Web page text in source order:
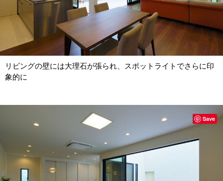
リビングの壁には大理石が張られ、スポットライトでさらに印
象的に
Save